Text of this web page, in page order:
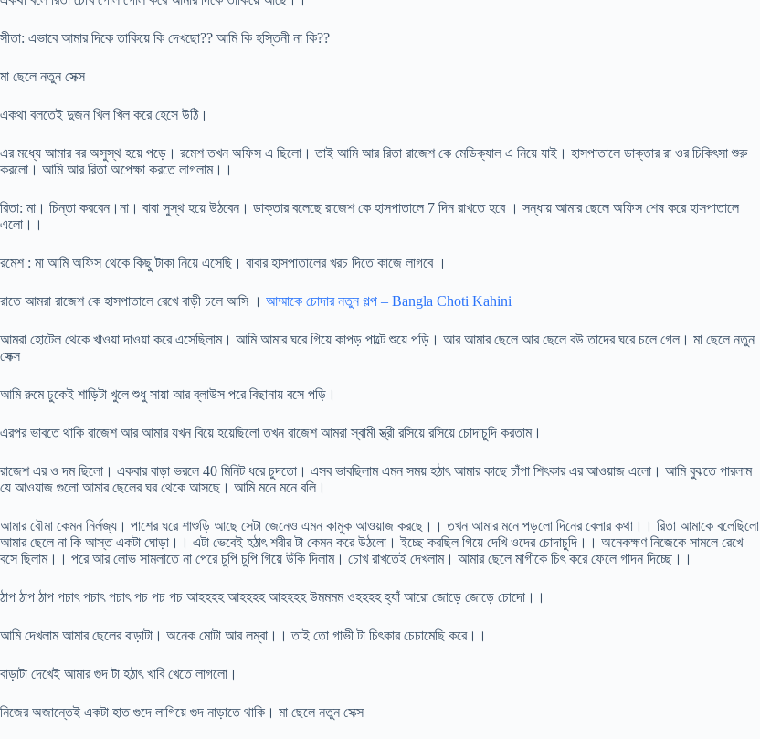
সীতা: এভাবে আমার দিকে তাকিয়ে কি দেখছো?? আমি কি হস্তিনী না কি??
মা ছেলে নতুন সেক্স
একথা বলতেই দুজন খিল খিল করে হেসে উঠি।
এর মধ্যে আমার বর অসুস্থ হয়ে পড়ে। রমেশ তখন অফিস এ ছিলো। তাই আমি আর রিতা রাজেশ কে মেডিক্যাল এ নিয়ে যাই। হাসপাতালে ডাক্তার রা ওর চিকিৎসা শুরু
করলো। আমি আর রিতা অপেক্ষা করতে লাগলাম।।
রিতা: মা। চিন্তা করবেন।না। বাবা সুস্থ হয়ে উঠবেন। ডাক্তার বলেছে রাজেশ কে হাসপাতালে 7 দিন রাখতে হবে । সন্ধায় আমার ছেলে অফিস শেষ করে হাসপাতালে
এলো।।
রমেশ : মা আমি অফিস থেকে কিছু টাকা নিয়ে এসেছি। বাবার হাসপাতালের খরচ দিতে কাজে লাগবে ।
রাতে আমরা রাজেশ কে হাসপাতালে রেখে বাড়ী চলে আসি । আম্মাকে চোদার নতুন গল্প – Bangla Choti Kahini
আমরা হোটেল থেকে খাওয়া দাওয়া করে এসেছিলাম। আমি আমার ঘরে গিয়ে কাপড় পাল্টে শুয়ে পড়ি। আর আমার ছেলে আর ছেলে বউ তাদের ঘরে চলে গেল। মা ছেলে নতুন
সেক্স
আমি রুমে ঢুকেই শাড়িটা খুলে শুধু সায়া আর ব্লাউস পরে বিছানায় বসে পড়ি।
এরপর ভাবতে থাকি রাজেশ আর আমার যখন বিয়ে হয়েছিলো তখন রাজেশ আমরা স্বামী স্ত্রী রসিয়ে রসিয়ে চোদাচুদি করতাম।
রাজেশ এর ও দম ছিলো। একবার বাড়া ভরলে 40 মিনিট ধরে চুদতো। এসব ভাবছিলাম এমন সময় হঠাৎ আমার কাছে চাঁপা শিৎকার এর আওয়াজ এলো। আমি বুঝতে পারলাম
যে আওয়াজ গুলো আমার ছেলের ঘর থেকে আসছে। আমি মনে মনে বলি।
আমার বৌমা কেমন নির্লজ্য। পাশের ঘরে শাশুড়ি আছে সেটা জেনেও এমন কামুক আওয়াজ করছে।। তখন আমার মনে পড়লো দিনের বেলার কথা।। রিতা আমাকে বলেছিলো
আমার ছেলে না কি আস্ত একটা ঘোড়া।। এটা ভেবেই হঠাৎ শরীর টা কেমন করে উঠলো। ইচ্ছে করছিল গিয়ে দেখি ওদের চোদাচুদি।। অনেকক্ষণ নিজেকে সামলে রেখে
বসে ছিলাম।। পরে আর লোভ সামলাতে না পেরে চুপি চুপি গিয়ে উঁকি দিলাম। চোখ রাখতেই দেখলাম। আমার ছেলে মাগীকে চিৎ করে ফেলে গাদন দিচ্ছে।।
ঠাপ ঠাপ ঠাপ পচাৎ পচাৎ পচাৎ পচ পচ পচ আহহহহ আহহহহ আহহহহ উমমমম ওহহহহ হ্যাঁ আরো জোড়ে জোড়ে চোদো।।
আমি দেখলাম আমার ছেলের বাড়াটা। অনেক মোটা আর লম্বা।। তাই তো গাভী টা চিৎকার চেচামেছি করে।।
বাড়াটা দেখেই আমার গুদ টা হঠাৎ খাবি খেতে লাগলো।
নিজের অজান্তেই একটা হাত গুদে লাগিয়ে গুদ নাড়াতে থাকি। মা ছেলে নতুন সেক্স